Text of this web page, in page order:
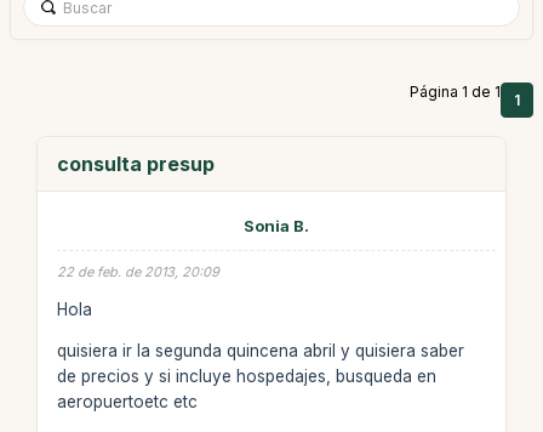
Página 1 de 1 1
consulta presup
Sonia B.
22 de feb. de 2013, 20:09
Hola
quisiera ir la segunda quincena abril y quisiera saber
de precios y si incluye hospedajes, busqueda en
aeropuertoetc etc